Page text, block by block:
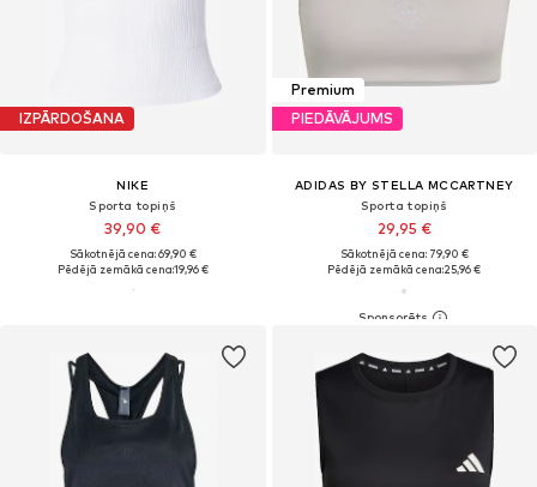
IZPĀRDOŠANA
NIKE
Sporta topiņš
39,90 €
Sākotnējā cena: 69,90 €
Pēdējā zemākā cena:19,96 €
Premium
PIEDĀVĀJUMS
ADIDAS BY STELLA MCCARTNEY
Sporta topiņš
29,95 €
Sākotnējā cena: 79,90 €
Pēdējā zemākā cena:25,96 €